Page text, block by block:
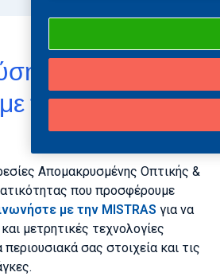
για κάθε
τα περιουσιακά
Απομακρυσμένης Οπτικής &
που προσφέρουμε
με την MISTRAS για να
μετρητικές τεχνολογίες
σας στοιχεία και τις